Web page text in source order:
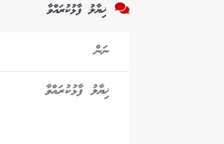
ޚިޔާލު ފާޅުކުރައްވާ